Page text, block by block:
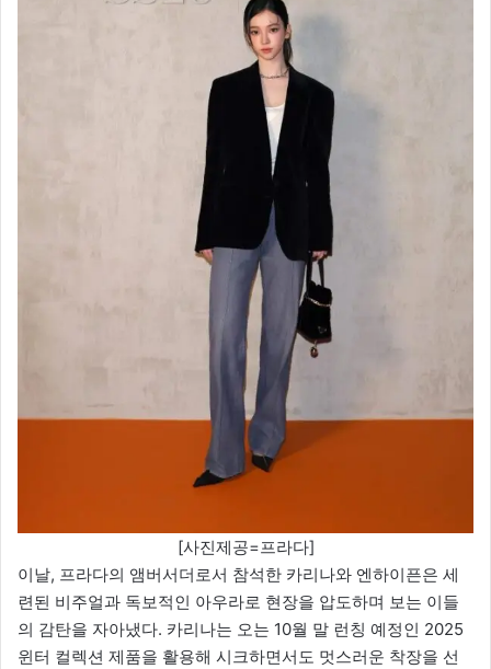
[사진제공=프라다]
이날, 프라다의 앰버서더로서 참석한 카리나와 엔하이픈은 세
련된 비주얼과 독보적인 아우라로 현장을 압도하며 보는 이들
의 감탄을 자아냈다. 카리나는 오는 10월 말 런칭 예정인 2025
윈터 컬렉션 제품을 활용해 시크하면서도 멋스러운 착장을 선